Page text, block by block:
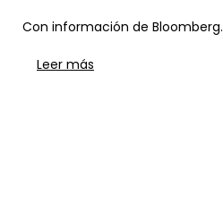
Con información de Bloomberg.
Leer más